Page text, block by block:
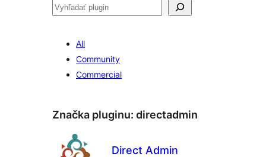
Hľadať
All
Community
Commercial
Značka pluginu: directadmin
Direct Admin